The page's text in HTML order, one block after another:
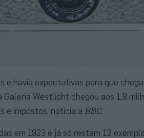
e havia expectativas para que
Westlicht chegou aos 1,8
e impostos, noticia a BBC.
em 1923 e já só restam 12